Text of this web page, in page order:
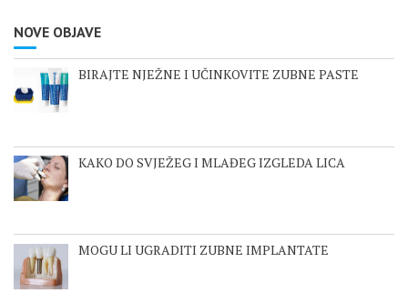
NOVE OBJAVE
BIRAJTE NJEŽNE I UČINKOVITE ZUBNE PASTE
KAKO DO SVJEŽEG I MLAĐEG IZGLEDA LICA
MOGU LI UGRADITI ZUBNE IMPLANTATE